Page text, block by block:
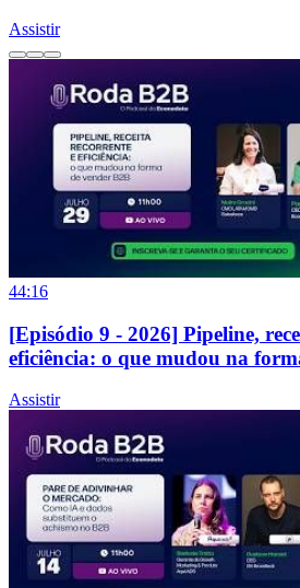
Assistir
44:16
[Episódio 9 - 2026] Pipeline,
eficiência: o que mudou na
Assistir